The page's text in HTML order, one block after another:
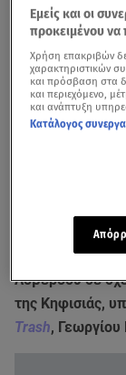
Δείτε το σχετικό
Litteraires του
ιστορικό χώρο
Λοβέρδου σε
της Κηφισιάς,
Trash,
Εμείς και οι
προκειμένου να
Χρήση επακριβών
χαρακτηριστικών
και πρόσβαση στα
και περιεχόμενο,
και ανάπτυξη
Κατάλογος